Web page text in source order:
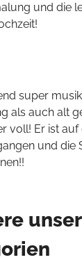
und die
super
als auch alt
voll! Er ist
und die